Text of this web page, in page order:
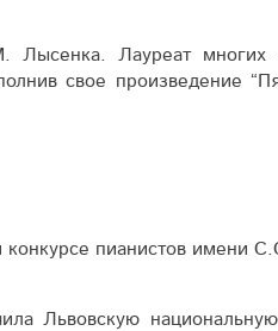
Лауреат многих
свое произведение
конкурсе пианистов имени
Львовскую